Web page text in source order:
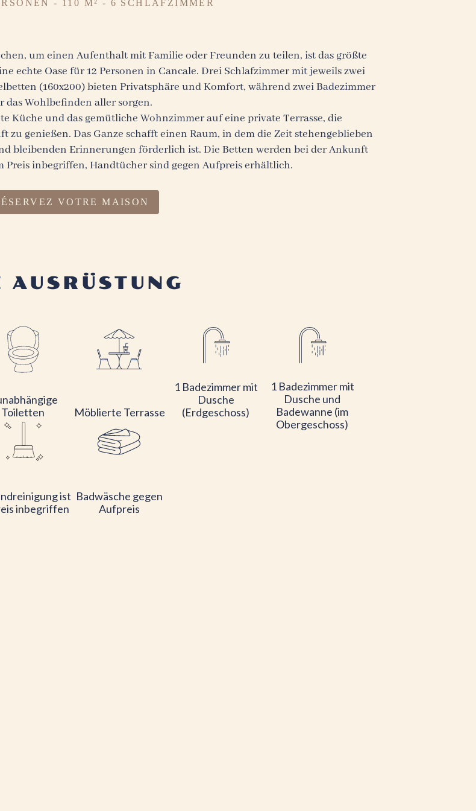
- 110 M² - 6 SCHLAFZIMMER
um einen Aufenthalt mit Familie oder Freunden zu teilen, ist das größte
echte Oase für 12 Personen in Cancale. Drei Schlafzimmer mit jeweils zwei
(160x200) bieten Privatsphäre und Komfort, während zwei Badezimmer
das Wohlbefinden aller sorgen.
Küche und das gemütliche Wohnzimmer auf eine private Terrasse, die
genießen. Das Ganze schafft einen Raum, in dem die Zeit stehengeblieben
bleibenden Erinnerungen förderlich ist. Die Betten werden bei der Ankunft
Preis inbegriffen, Handtücher sind gegen Aufpreis erhältlich.
VOTRE MAISON
AUSRÜSTUNG
Toiletten
Möblierte Terrasse
1 Badezimmer mit
Dusche
(Erdgeschoss)
1 Badezimmer mit
Dusche und
Badewanne (im
Obergeschoss)
ist
inbegriffen
Badwäsche gegen
Aufpreis